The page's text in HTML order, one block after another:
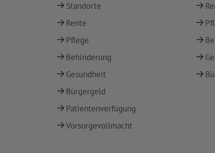
Standorte
Rente
Pflege
Behinderung
Gesundheit
Bürgergeld
Patientenverfügung
Vorsorgevollmacht